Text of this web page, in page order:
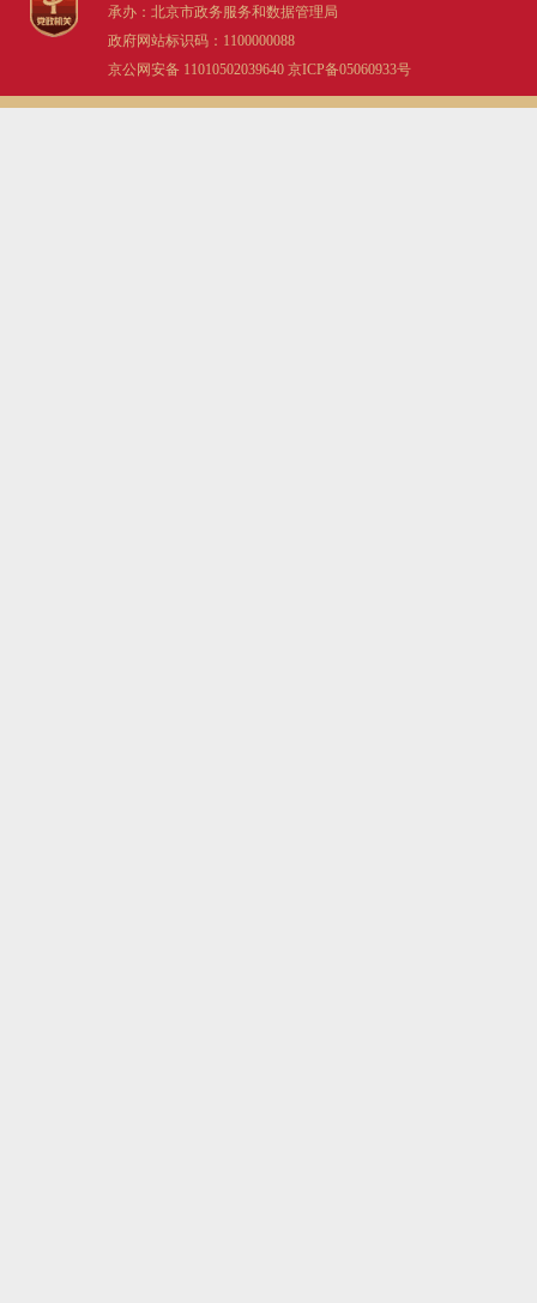
承办：北京市政务服务和数据管理局
政府网站标识码：1100000088
京公网安备 11010502039640 京ICP备05060933号